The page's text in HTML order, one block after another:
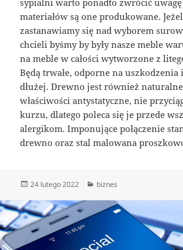
materiałów są one produkowane.
zastanawiamy się nad wyborem
chcieli byśmy by były nasze meble
na meble w całości wytworzone z
Będą trwałe, odporne na uszkodzenia
dłużej. Drewno jest również
właściwości antystatyczne, nie
kurzu, dlatego poleca się je przede
alergikom. Imponujące połączenie
drewno oraz stal malowana
Data
24 lutego 2022 Kategorie
biznes